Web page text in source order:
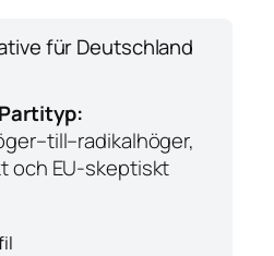
für Deutschland
Partityp:
och EU-skeptiskt